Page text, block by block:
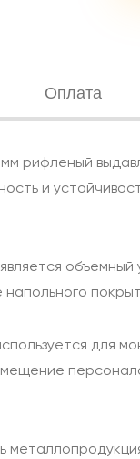
Оплата
рифленый
и
напольного
для